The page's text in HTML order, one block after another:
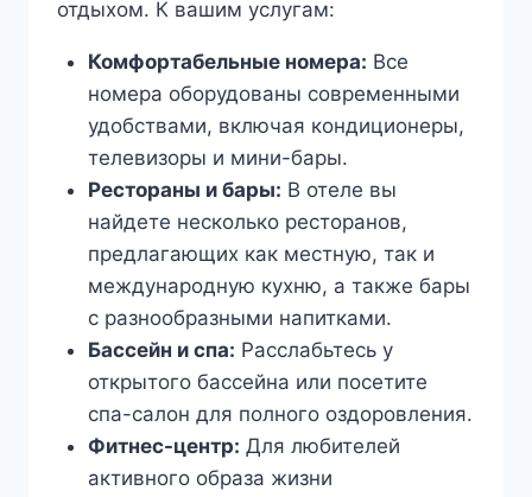
отдыхом. К вашим услугам:
Комфортабельные номера: Все
номера оборудованы современными
удобствами, включая кондиционеры,
телевизоры и мини-бары.
Рестораны и бары: В отеле вы
найдете несколько ресторанов,
предлагающих как местную, так и
международную кухню, а также бары
с разнообразными напитками.
Бассейн и спа: Расслабьтесь у
открытого бассейна или посетите
спа-салон для полного оздоровления.
Фитнес-центр: Для любителей
активного образа жизни